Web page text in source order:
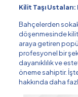
Kilit Taşı
Bahçelerden
döşenmesinde kilit
araya getiren
profesyonel bir
dayanıklılık ve
öneme sahiptir.
hakkında daha